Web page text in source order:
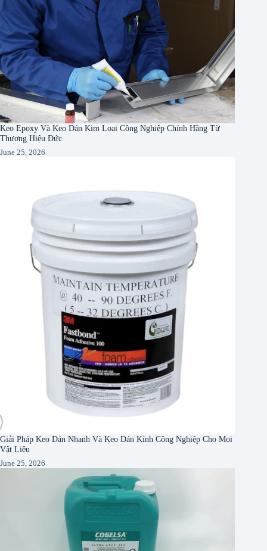
Keo Epoxy Và Keo Dán Kim Loại Công Nghiệp Chính Hãng Từ
Thương Hiệu Đức
June 25, 2026
Giải Pháp Keo Dán Nhanh Và Keo Dán Kính Công Nghiệp Cho Mọi
Vật Liệu
June 25, 2026